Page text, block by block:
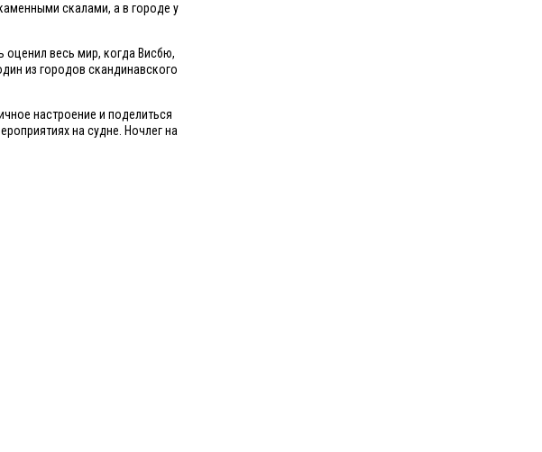
скалами, а в городе у
оценил весь мир, когда Висбю,
из городов скандинавского
настроение и поделиться
на судне. Ночлег на